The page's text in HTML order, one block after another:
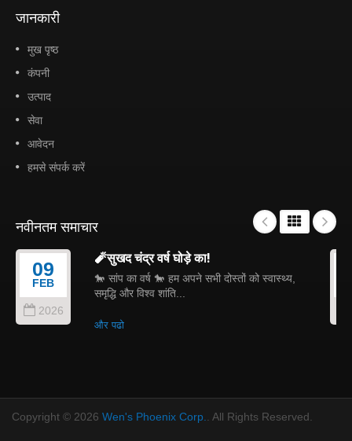
जानकारी
मुख पृष्ठ
कंपनी
उत्पाद
सेवा
आवेदन
हमसे संपर्क करें
नवीनतम समाचार
09
FEB
2026
🧨सुखद चंद्र वर्ष घोड़े का!
🐎 सांप का वर्ष 🐎 हम अपने सभी दोस्तों को स्वास्थ्य,
समृद्धि और विश्व शांति...
और पढो
Copyright © 2026 Wen's Phoenix Corp.. All Rights Reserved.